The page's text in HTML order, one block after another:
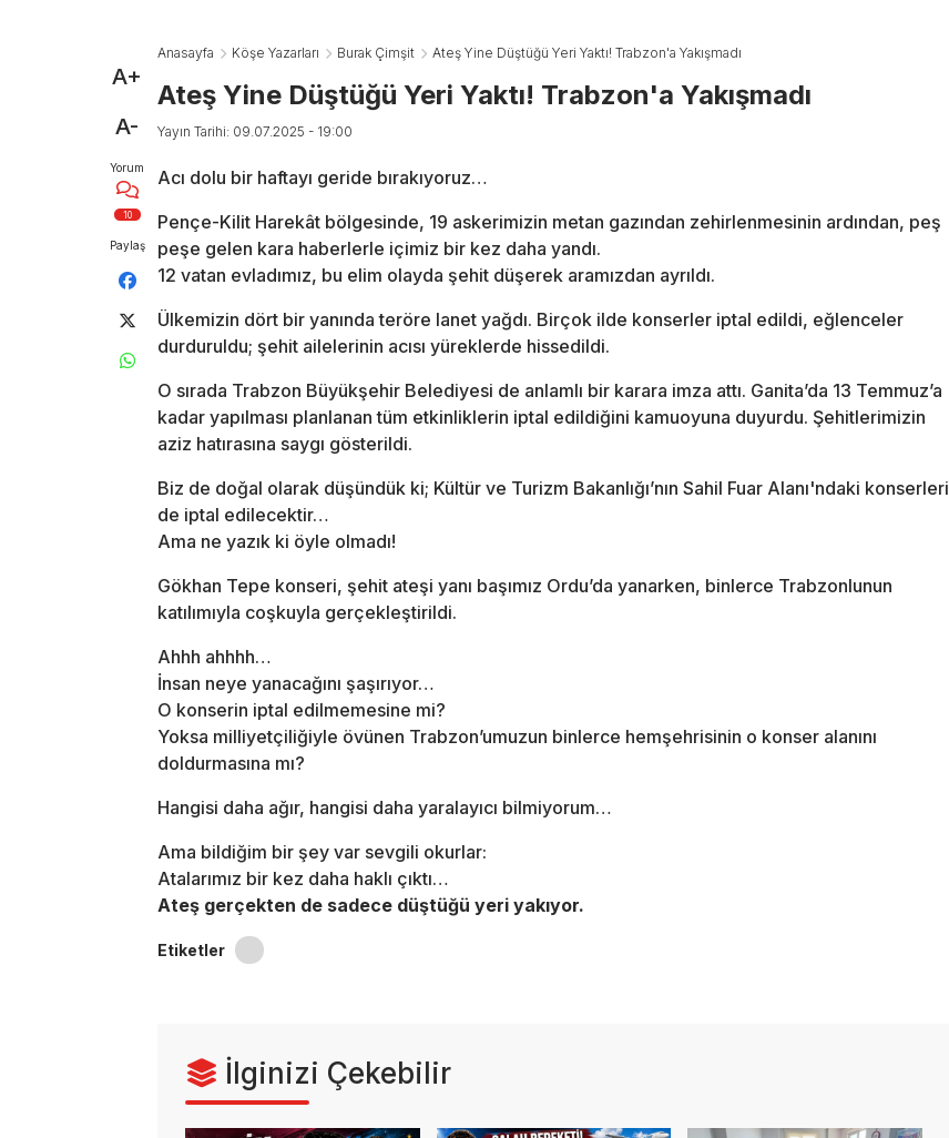
A+
A-
Yorum
10
Paylaş
Anasayfa Köşe Yazarları Burak Çimşit Ateş Yine Düştüğü Yeri Yaktı! Trabzon'a Yakışmadı
Ateş Yine Düştüğü Yeri Yaktı! Trabzon'a Yakışmadı
Yayın Tarihi: 09.07.2025 - 19:00
Acı dolu bir haftayı geride bırakıyoruz…
Pençe-Kilit Harekât bölgesinde, 19 askerimizin metan gazından zehirlenmesinin ardından, peş
peşe gelen kara haberlerle içimiz bir kez daha yandı.
12 vatan evladımız, bu elim olayda şehit düşerek aramızdan ayrıldı.
Ülkemizin dört bir yanında teröre lanet yağdı. Birçok ilde konserler iptal edildi, eğlenceler
durduruldu; şehit ailelerinin acısı yüreklerde hissedildi.
O sırada Trabzon Büyükşehir Belediyesi de anlamlı bir karara imza attı. Ganita’da 13 Temmuz’a
kadar yapılması planlanan tüm etkinliklerin iptal edildiğini kamuoyuna duyurdu. Şehitlerimizin
aziz hatırasına saygı gösterildi.
Biz de doğal olarak düşündük ki; Kültür ve Turizm Bakanlığı’nın Sahil Fuar Alanı'ndaki konserleri
de iptal edilecektir…
Ama ne yazık ki öyle olmadı!
Gökhan Tepe konseri, şehit ateşi yanı başımız Ordu’da yanarken, binlerce Trabzonlunun
katılımıyla coşkuyla gerçekleştirildi.
Ahhh ahhhh…
İnsan neye yanacağını şaşırıyor…
O konserin iptal edilmemesine mi?
Yoksa milliyetçiliğiyle övünen Trabzon’umuzun binlerce hemşehrisinin o konser alanını
doldurmasına mı?
Hangisi daha ağır, hangisi daha yaralayıcı bilmiyorum…
Ama bildiğim bir şey var sevgili okurlar:
Atalarımız bir kez daha haklı çıktı…
Ateş gerçekten de sadece düştüğü yeri yakıyor.
Etiketler
İlginizi Çekebilir